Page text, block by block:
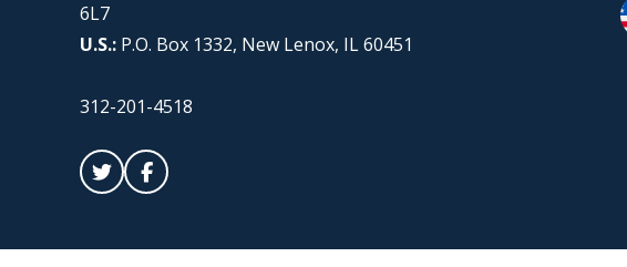
6L7
U.S.: P.O. Box 1332, New Lenox, IL 60451
312-201-4518